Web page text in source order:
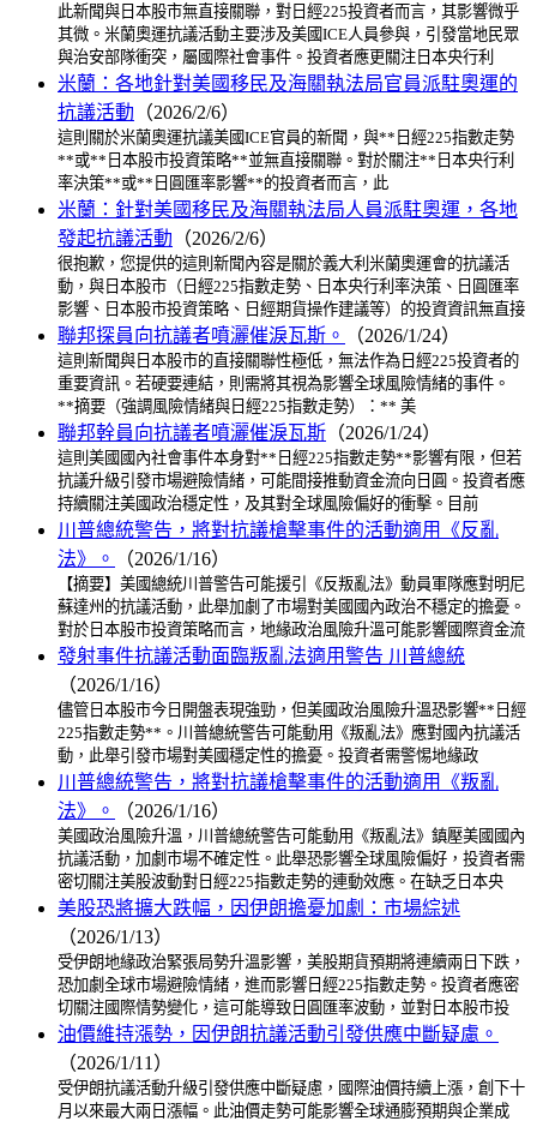
此新聞與日本股市無直接關聯，對日經225投資者而言，其影響微乎
其微。米蘭奧運抗議活動主要涉及美國ICE人員參與，引發當地民眾
與治安部隊衝突，屬國際社會事件。投資者應更關注日本央行利
米蘭：各地針對美國移民及海關執法局官員派駐奧運的
抗議活動 （2026/2/6）
這則關於米蘭奧運抗議美國ICE官員的新聞，與**日經225指數走勢
**或**日本股市投資策略**並無直接關聯。對於關注**日本央行利
率決策**或**日圓匯率影響**的投資者而言，此
米蘭：針對美國移民及海關執法局人員派駐奧運，各地
發起抗議活動 （2026/2/6）
很抱歉，您提供的這則新聞內容是關於義大利米蘭奧運會的抗議活
動，與日本股市（日經225指數走勢、日本央行利率決策、日圓匯率
影響、日本股市投資策略、日經期貨操作建議等）的投資資訊無直接
聯邦探員向抗議者噴灑催淚瓦斯。 （2026/1/24）
這則新聞與日本股市的直接關聯性極低，無法作為日經225投資者的
重要資訊。若硬要連結，則需將其視為影響全球風險情緒的事件。
**摘要（強調風險情緒與日經225指數走勢）：** 美
聯邦幹員向抗議者噴灑催淚瓦斯 （2026/1/24）
這則美國國內社會事件本身對**日經225指數走勢**影響有限，但若
抗議升級引發市場避險情緒，可能間接推動資金流向日圓。投資者應
持續關注美國政治穩定性，及其對全球風險偏好的衝擊。目前
川普總統警告，將對抗議槍擊事件的活動適用《反亂
法》。
（2026/1/16）
【摘要】美國總統川普警告可能援引《反叛亂法》動員軍隊應對明尼
蘇達州的抗議活動，此舉加劇了市場對美國國內政治不穩定的擔憂。
對於日本股市投資策略而言，地緣政治風險升溫可能影響國際資金流
發射事件抗議活動面臨叛亂法適用警告 川普總統
（2026/1/16）
儘管日本股市今日開盤表現強勁，但美國政治風險升溫恐影響**日經
225指數走勢**。川普總統警告可能動用《叛亂法》應對國內抗議活
動，此舉引發市場對美國穩定性的擔憂。投資者需警惕地緣政
川普總統警告，將對抗議槍擊事件的活動適用《叛亂
法》。
（2026/1/16）
美國政治風險升溫，川普總統警告可能動用《叛亂法》鎮壓美國國內
抗議活動，加劇市場不確定性。此舉恐影響全球風險偏好，投資者需
密切關注美股波動對日經225指數走勢的連動效應。在缺乏日本央
美股恐將擴大跌幅，因伊朗擔憂加劇：市場綜述
（2026/1/13）
受伊朗地緣政治緊張局勢升溫影響，美股期貨預期將連續兩日下跌，
恐加劇全球市場避險情緒，進而影響日經225指數走勢。投資者應密
切關注國際情勢變化，這可能導致日圓匯率波動，並對日本股市投
油價維持漲勢，因伊朗抗議活動引發供應中斷疑慮。
（2026/1/11）
受伊朗抗議活動升級引發供應中斷疑慮，國際油價持續上漲，創下十
月以來最大兩日漲幅。此油價走勢可能影響全球通膨預期與企業成